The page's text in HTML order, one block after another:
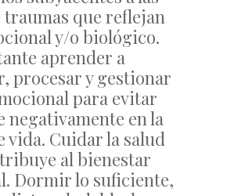
traumas que reflejan
y/o biológico.
aprender a
procesar y gestionar
para evitar
negativamente en la
vida. Cuidar la salud
al bienestar
Dormir lo suficiente,